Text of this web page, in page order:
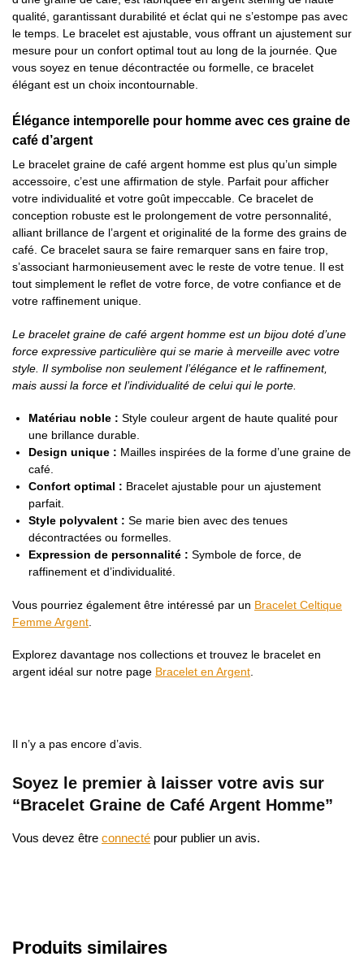
qualité, garantissant durabilité et éclat qui ne s’estompe pas avec
le temps. Le bracelet est ajustable, vous offrant un ajustement sur
mesure pour un confort optimal tout au long de la journée. Que
vous soyez en tenue décontractée ou formelle, ce bracelet
élégant est un choix incontournable.
Élégance intemporelle pour homme avec ces graine de
café d’argent
Le bracelet graine de café argent homme est plus qu’un simple
accessoire, c’est une affirmation de style. Parfait pour afficher
votre individualité et votre goût impeccable. Ce bracelet de
conception robuste est le prolongement de votre personnalité,
alliant brillance de l’argent et originalité de la forme des grains de
café. Ce bracelet saura se faire remarquer sans en faire trop,
s’associant harmonieusement avec le reste de votre tenue. Il est
tout simplement le reflet de votre force, de votre confiance et de
votre raffinement unique.
Le bracelet graine de café argent homme est un bijou doté d’une
force expressive particulière qui se marie à merveille avec votre
style. Il symbolise non seulement l’élégance et le raffinement,
mais aussi la force et l’individualité de celui qui le porte.
Matériau noble : Style couleur argent de haute qualité pour
une brillance durable.
Design unique : Mailles inspirées de la forme d’une graine de
café.
Confort optimal : Bracelet ajustable pour un ajustement
parfait.
Style polyvalent : Se marie bien avec des tenues
décontractées ou formelles.
Expression de personnalité : Symbole de force, de
raffinement et d’individualité.
Vous pourriez également être intéressé par un Bracelet Celtique
Femme Argent
Explorez davantage nos collections et trouvez le bracelet en
argent idéal sur notre page Bracelet en Argent.
Il n’y a pas encore d’avis.
Soyez le premier à laisser votre avis sur
“Bracelet Graine de Café Argent Homme”
Vous devez être connecté pour publier un avis.
Produits similaires